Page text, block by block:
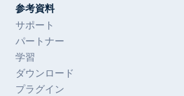
参考資料
サポート
パートナー
学習
ダウンロード
プラグイン